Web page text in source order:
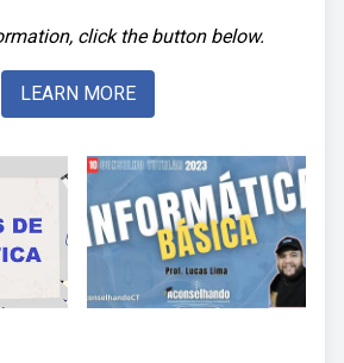
click the button below.
LEARN MORE